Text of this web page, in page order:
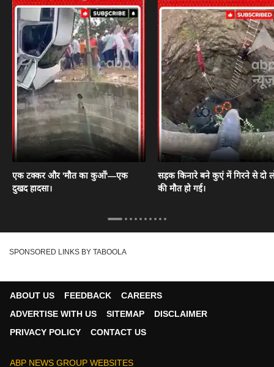
एक टक्कर और 'मौत का कुआँ'—एक
दुखद हादसा।
सड़क किनारे बने कुएं में गिरने से दो
की मौत हो गई।
SPONSORED LINKS BY TABOOLA
ABOUT US FEEDBACK
CAREERS
ADVERTISE WITH US
SITEMAP
DISCLAIMER
PRIVACY POLICY
CONTACT US
ABP NEWS GROUP WEBSITES